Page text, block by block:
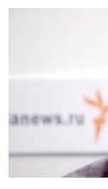
Вернутся
РАСПИСАНИЕ
ПОДПИШИТЕСЬ
СОЦИАЛЬНЫЕ СЕТИ